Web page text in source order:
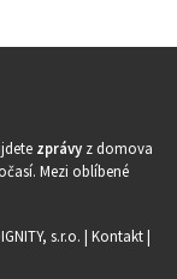
zprávy z domova
Mezi oblíbené
s.r.o. | Kontakt|